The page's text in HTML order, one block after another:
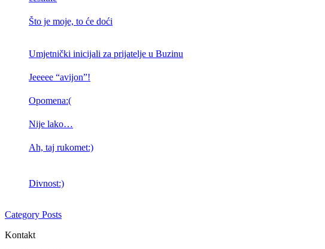
Što je moje, to će doći
Umjetnički inicijali za prijatelje u Buzinu
Jeeeee “avijon”!
Opomena:(
Nije lako…
Ah, taj rukomet:)
Divnost:)
Category Posts
Kontakt